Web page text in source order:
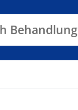
Behandlung